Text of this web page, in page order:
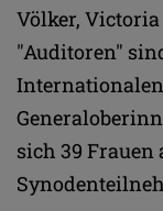
Völker,
"Auditoren"
sich 39 Frauen